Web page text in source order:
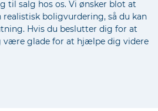
til salg hos os. Vi ønsker blot at
boligvurdering, så du kan
Hvis du beslutter dig for at
være glade for at hjælpe dig videre